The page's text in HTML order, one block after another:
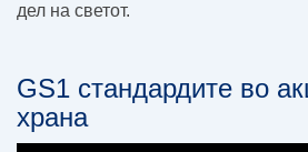
дел на светот.
GS1 стандардите во
храна